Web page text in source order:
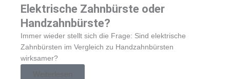
Elektrische Zahnbürste oder
Handzahnbürste?
Immer wieder stellt sich die Frage: Sind elektrische
Zahnbürsten im Vergleich zu Handzahnbürsten
wirksamer?
Weiterlesen